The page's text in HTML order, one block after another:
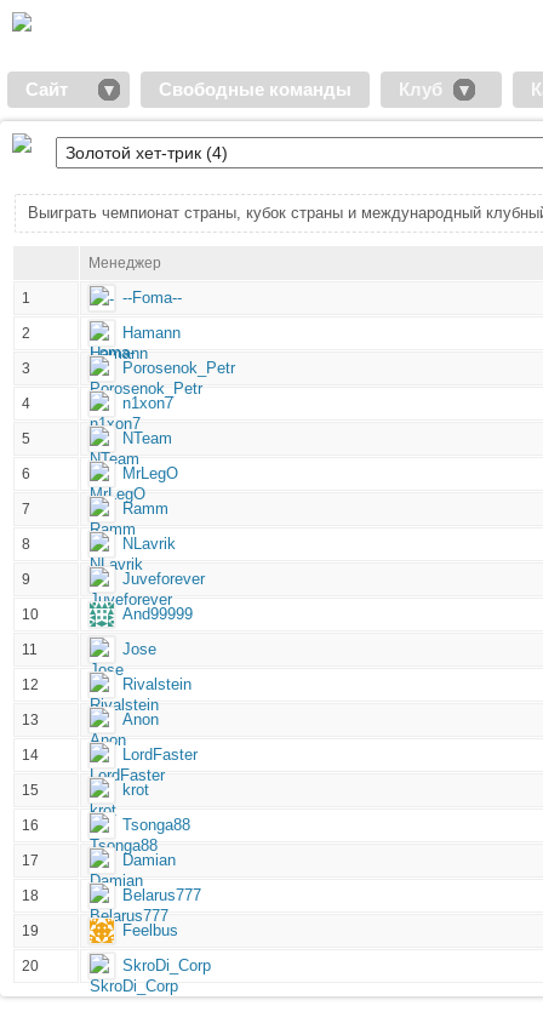
Сайт Свободные команды Клуб
Выиграть чемпионат страны, кубок страны и международный
Менеджер
1 --Foma--
2 Hamann
3 Porosenok_Petr
4 n1xon7
5 NTeam
6 MrLegO
7 Ramm
8 NLavrik
9 Juveforever
10 And99999
11 Jose
12 Rivalstein
13 Anon
14 LordFaster
15 krot
16 Tsonga88
17 Damian
18 Belarus777
19 Feelbus
20 SkroDi_Corp